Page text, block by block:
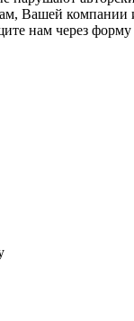
Вашей компании
нам через форму